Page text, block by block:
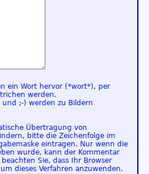
ein Wort hervor (*wort*), per
werden.
und ;-) werden zu Bildern
Übertragung von
bitte die Zeichenfolge im
eintragen. Nur wenn die
wurde, kann der Kommentar
Sie, dass Ihr Browser
dieses Verfahren anzuwenden.